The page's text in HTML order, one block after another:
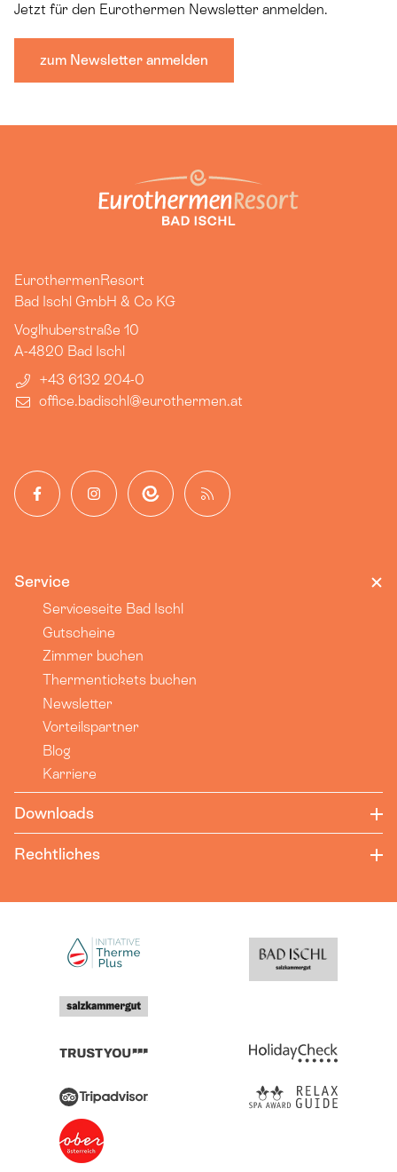
Jetzt für den Eurothermen Newsletter anmelden.
zum Newsletter anmelden
EurothermenResort
Bad Ischl GmbH & Co KG
Voglhuberstraße 10
A-4820 Bad Ischl
+43 6132 204-0
office.badischl​@eurothermen.at
FacebookInstagramApp Blog
Service
Serviceseite Bad Ischl
Gutscheine
Zimmer buchen
Thermentickets buchen
Newsletter
Vorteilspartner
Blog
Karriere
Downloads
Rechtliches